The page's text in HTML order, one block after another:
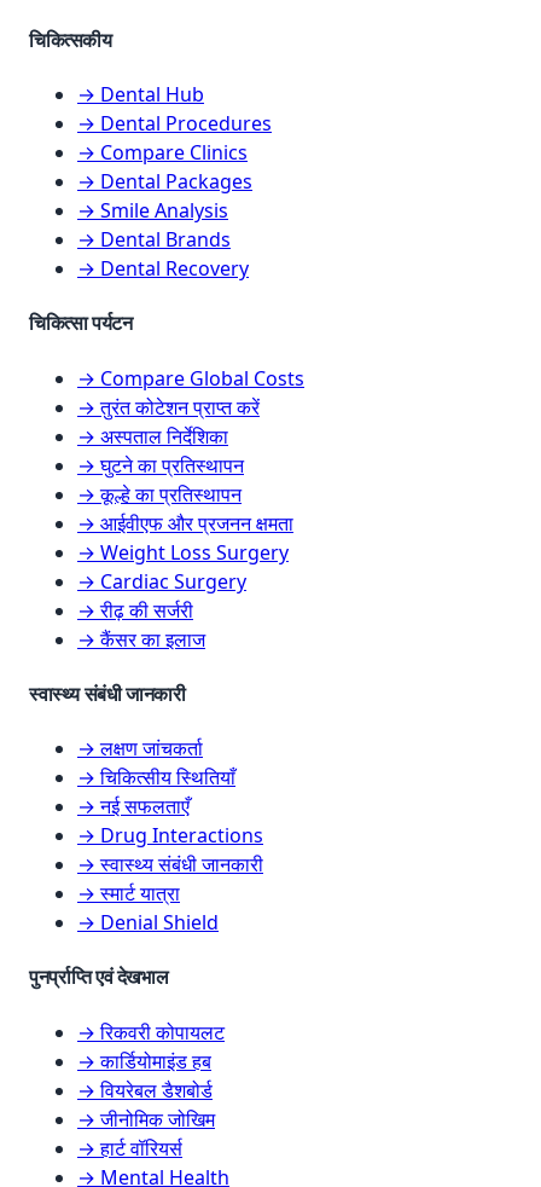
चिकित्सकीय
→ Dental Hub
→ Dental Procedures
→ Compare Clinics
→ Dental Packages
→ Smile Analysis
→ Dental Brands
→ Dental Recovery
चिकित्सा पर्यटन
→ Compare Global Costs
→ तुरंत कोटेशन प्राप्त करें
→ अस्पताल निर्देशिका
→ घुटने का प्रतिस्थापन
→ कूल्हे का प्रतिस्थापन
→ आईवीएफ और प्रजनन क्षमता
→ Weight Loss Surgery
→ Cardiac Surgery
→ रीढ़ की सर्जरी
→ कैंसर का इलाज
स्वास्थ्य संबंधी जानकारी
→ लक्षण जांचकर्ता
→ चिकित्सीय स्थितियाँ
→ नई सफलताएँ
→ Drug Interactions
→ स्वास्थ्य संबंधी जानकारी
→ स्मार्ट यात्रा
→ Denial Shield
पुनर्प्राप्ति एवं देखभाल
→ रिकवरी कोपायलट
→ कार्डियोमाइंड हब
→ वियरेबल डैशबोर्ड
→ जीनोमिक जोखिम
→ हार्ट वॉरियर्स
→ Mental Health